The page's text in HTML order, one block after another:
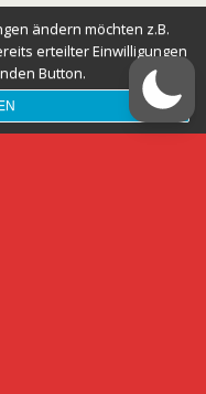
ändern möchten z.B.
erteilter Einwilligungen
Button.